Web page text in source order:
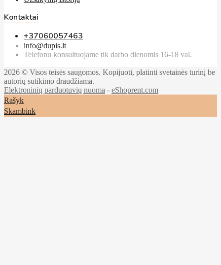
Kontaktai
+37060057463
info@dupis.lt
Telefonu konsultuojame tik darbo dienomis 16-18 val.
2026 © Visos teisės saugomos. Kopijuoti, platinti svetainės turinį be
autorių sutikimo draudžiama.
Elektroninių parduotuvių nuoma - eShoprent.com
Rašyk
Skambink